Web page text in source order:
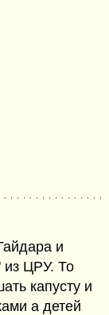
и
из ЦРУ. То
капусту и
а детей